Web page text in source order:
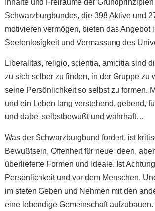
Inhalte und Freiräume der
Schwarzburgbundes, die 398 Aktive und
motivieren vermögen, bieten das Angebot
Seelenlosigkeit und Vermassung des
Liberalitas, religio, scientia, amicitia sind
zu sich selber zu finden, in der Gruppe zu
seine Persönlichkeit so selbst zu formen.
und ein Leben lang verstehend, gebend,
und dabei selbstbewußt und wahrhaft…
Was der Schwarzburgbund fordert, ist
Bewußtsein, Offenheit für neue Ideen,
überlieferte Formen und Ideale. Ist
Persönlichkeit und vor dem Menschen.
im steten Geben und Nehmen mit den
eine lebendige Gemeinschaft